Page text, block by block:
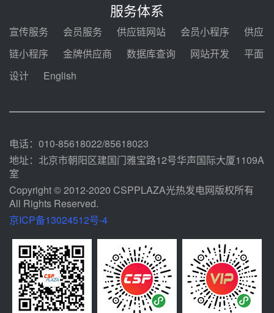
电机组灵活性改造项目三元液态盐
采购合同
迪尔化工预中标华能西安热工院
2026-2029年熔盐介质框架协议
100MW光热项目机组调试及性能
服务体系
宣传服务 会员服务 供应链网站 会员小程序
供应
链小程序
金牌供应商 数据库查询 网站开发
平面
设计
English
电话：010-85618022/85618023
地址：北京市朝阳区建国门雅宝路12号华声国际大厦1109A
室
Copyright © 2012-2020 CSPPLAZA光热发电网版权所有
All Rights Reserved.
京ICP备13024512号-4